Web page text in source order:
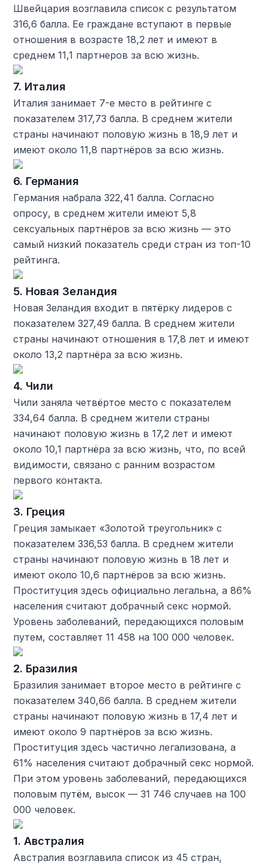
Швейцария возглавила список с результатом
316,6 балла. Ее граждане вступают в первые
отношения в возрасте 18,2 лет и имеют в
среднем 11,1 партнеров за всю жизнь.
7. Италия
Италия занимает 7-е место в рейтинге с
показателем 317,73 балла. В среднем жители
страны начинают половую жизнь в 18,9 лет и
имеют около 11,8 партнёров за всю жизнь.
6. Германия
Германия набрала 322,41 балла. Согласно
опросу, в среднем жители имеют 5,8
сексуальных партнёров за всю жизнь — это
самый низкий показатель среди стран из топ-10
рейтинга.
5. Новая Зеландия
Новая Зеландия входит в пятёрку лидеров с
показателем 327,49 балла. В среднем жители
страны начинают отношения в 17,8 лет и имеют
около 13,2 партнёра за всю жизнь.
4. Чили
Чили заняла четвёртое место с показателем
334,64 балла. В среднем жители страны
начинают половую жизнь в 17,2 лет и имеют
около 10,1 партнёра за всю жизнь, что, по всей
видимости, связано с ранним возрастом
первого контакта.
3. Греция
Греция замыкает «Золотой треугольник» с
показателем 336,53 балла. В среднем жители
страны начинают половую жизнь в 18 лет и
имеют около 10,6 партнёров за всю жизнь.
Проституция здесь официально легальна, а 86%
населения считают добрачный секс нормой.
Уровень заболеваний, передающихся половым
путем, составляет 11 458 на 100 000 человек.
2. Бразилия
Бразилия занимает второе место в рейтинге с
показателем 340,66 балла. В среднем жители
страны начинают половую жизнь в 17,4 лет и
имеют около 9 партнёров за всю жизнь.
Проституция здесь частично легализована, а
61% населения считают добрачный секс нормой.
При этом уровень заболеваний, передающихся
половым путём, высок — 31 746 случаев на 100
000 человек.
1. Австралия
Австралия возглавила список из 45 стран,